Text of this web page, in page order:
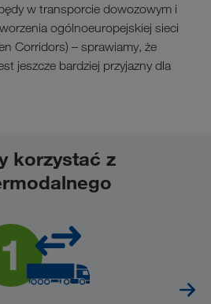
w transporcie dowozowym i
ogólnoeuropejskiej sieci
Corridors) – sprawiamy, że
jeszcze bardziej przyjazny dla
korzystać z